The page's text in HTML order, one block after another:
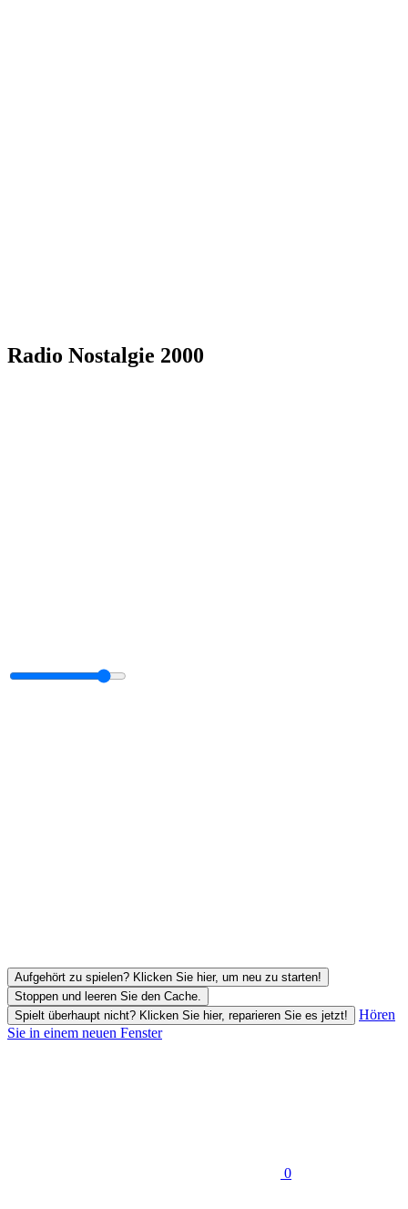
Radio Nostalgie 2000
Aufgehört zu spielen? Klicken Sie hier, um neu zu starten!
Stoppen und leeren Sie den Cache.
Spielt überhaupt nicht? Klicken Sie hier, reparieren Sie es jetzt!
Hören
Sie in einem neuen Fenster
0